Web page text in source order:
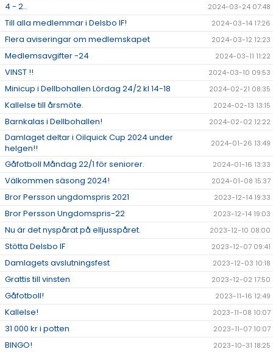
4 - 2.. 2024-03-24 07:48
Till alla medlemmar i Delsbo IF! 2024-03-14 17:26
Flera aviseringar om medlemskapet 2024-03-12 12:23
Medlemsavgifter -24 2024-03-11 11:22
VINST !! 2024-03-10 09:53
Minicup i Dellbohallen Lördag 24/2 kl 14-18 2024-02-21 08:35
Kallelse till årsmöte. 2024-02-13 13:15
Barnkalas i Dellbohallen! 2024-02-02 12:22
Damlaget deltar i Oilquick Cup 2024 under
helgen!!
2024-01-26 13:49
Gåfotboll Måndag 22/1 för seniorer. 2024-01-16 13:33
Välkommen säsong 2024! 2024-01-08 15:37
Bror Persson ungdomspris 2021 2023-12-14 19:33
Bror Persson Ungdomspris-22 2023-12-14 19:03
Nu är det nyspårat på elljusspåret. 2023-12-10 08:00
Stötta Delsbo IF 2023-12-07 09:41
Damlagets avslutningsfest 2023-12-03 10:18
Grattis till vinsten 2023-12-02 17:50
Gåfotboll! 2023-11-16 12:49
Kallelse! 2023-11-08 10:07
31 000 kr i potten 2023-11-07 10:07
BINGO! 2023-10-31 18:25